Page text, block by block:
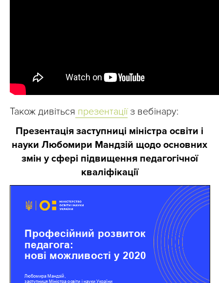
Також дивіться презентаціїз вебінару:
Презентація заступниці міністра освіти і
науки Любомири Мандзій щодо основних
змін у сфері підвищення педагогічної
кваліфікації